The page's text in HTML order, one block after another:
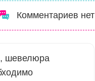
Комментариев нет
шевелюра